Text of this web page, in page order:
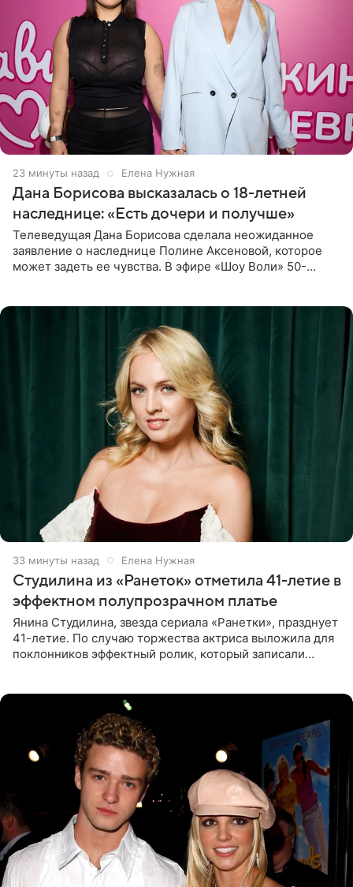
23 минуты назад Елена Нужная
Дана Борисова высказалась о 18-летней
наследнице: «Есть дочери и получше»
Телеведущая Дана Борисова сделала неожиданное
заявление о наследнице Полине Аксеновой, которое
может задеть ее чувства. В эфире «Шоу Воли» 50-
33 минуты назад Елена Нужная
Студилина из «Ранеток» отметила 41-летие в
эффектном полупрозрачном платье
Янина Студилина, звезда сериала «Ранетки», празднует
41-летие. По случаю торжества актриса выложила для
поклонников эффектный ролик, который записали